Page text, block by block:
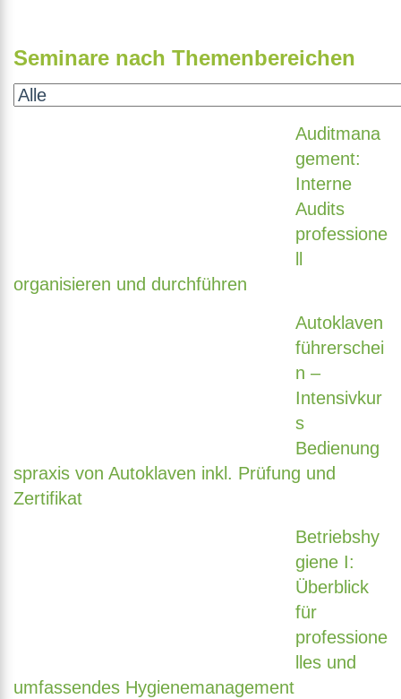
Seminare nach Themenbereichen
Auditmana
gement:
Interne
Audits
professione
organisieren und durchführen
Autoklaven
führerschei
n –
Intensivkur
s
Bedienung
spraxis von Autoklaven inkl. Prüfung und
Zertifikat
Betriebshy
giene I:
Überblick
für
professione
lles und
umfassendes Hygienemanagement